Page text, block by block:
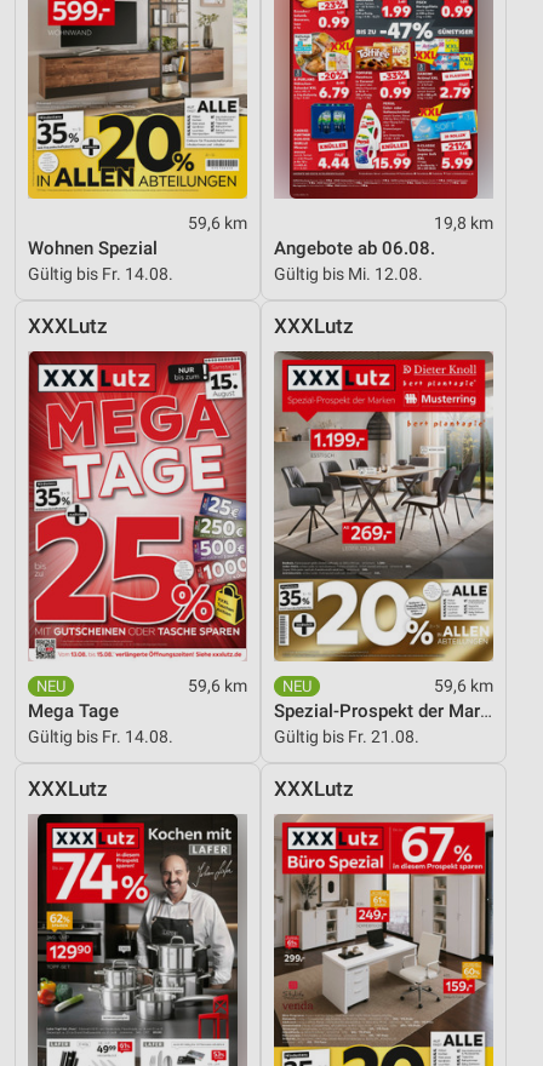
59,6 km
Wohnen Spezial
Gültig bis Fr. 14.08.
19,8 km
Angebote ab 06.08.
Gültig bis Mi. 12.08.
XXXLutz
59,6 km
Mega Tage
Gültig bis Fr. 14.08.
XXXLutz
59,6 km
Spezial-Prospekt der Marken
Gültig bis Fr. 21.08.
XXXLutz XXXLutz